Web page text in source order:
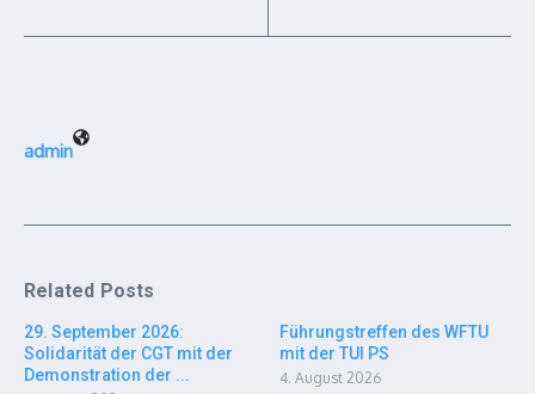
admin
Related Posts
29. September 2026:
Solidarität der CGT mit der
Demonstration der ...
Führungstreffen des WFTU
mit der TUI PS
4. August 2026